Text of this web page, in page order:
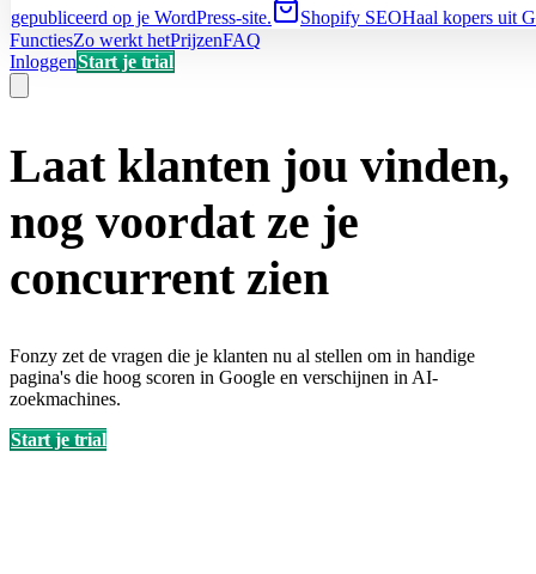
gepubliceerd op je WordPress-site.
Shopify SEOHaal kopers uit
FunctiesZo werkt hetPrijzenFAQ
InloggenStart je trial
Laat klanten jou vinden,
nog voordat ze je
concurrent zien
Fonzy zet de vragen die je klanten nu al stellen om in handige
pagina's die hoog scoren in Google en verschijnen in AI-
zoekmachines.
Start je trial